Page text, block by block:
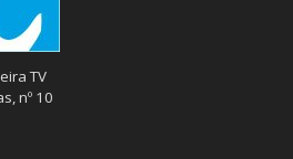
TV
nº 10